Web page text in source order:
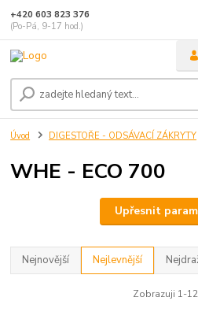
+420 603 823 376
(Po-Pá, 9-17 hod.)
Úvod DIGESTOŘE - ODSÁVACÍ ZÁKRYTY
WHE - ECO 700
Upřesnit
Nejnovější Nejlevnější
Zobrazuji 1-